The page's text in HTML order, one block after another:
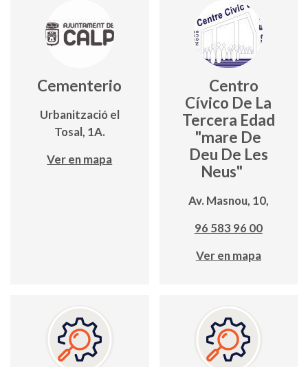
Cementerio
Urbanització el
Tosal, 1A.
Ver en mapa
Centro
Cívico De La
Tercera Edad
"mare De
Deu De Les
Neus"
Av. Masnou, 10,
96 583 96 00
Ver en mapa